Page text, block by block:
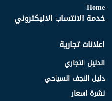
Home
خدمة الانتساب الاليكتروني
اعلانات تجارية
الدليل التجاري
دليل النجف السياحي
نشرة اسعار